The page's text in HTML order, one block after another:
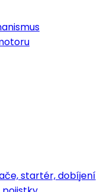
startér, dobíjení